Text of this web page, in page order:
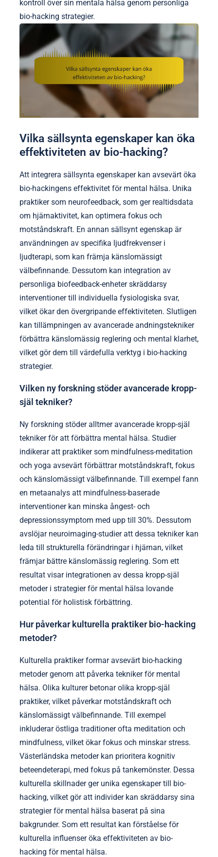
kontroll över sin mentala hälsa genom personliga
bio-hacking strategier.
Vilka sällsynta egenskaper kan öka
effektiviteten av bio-hacking?
Att integrera sällsynta egenskaper kan avsevärt öka
bio-hackingens effektivitet för mental hälsa. Unika
praktiker som neurofeedback, som ger realtidsdata
om hjärnaktivitet, kan optimera fokus och
motståndskraft. En annan sällsynt egenskap är
användningen av specifika ljudfrekvenser i
ljudterapi, som kan främja känslomässigt
välbefinnande. Dessutom kan integration av
personliga biofeedback-enheter skräddarsy
interventioner till individuella fysiologiska svar,
vilket ökar den övergripande effektiviteten. Slutligen
kan tillämpningen av avancerade andningstekniker
förbättra känslomässig reglering och mental klarhet,
vilket gör dem till värdefulla verktyg i bio-hacking
strategier.
Vilken ny forskning stöder avancerade kropp-
själ tekniker?
Ny forskning stöder alltmer avancerade kropp-själ
tekniker för att förbättra mental hälsa. Studier
indikerar att praktiker som mindfulness-meditation
och yoga avsevärt förbättrar motståndskraft, fokus
och känslomässigt välbefinnande. Till exempel fann
en metaanalys att mindfulness-baserade
interventioner kan minska ångest- och
depressionssymptom med upp till 30%. Dessutom
avslöjar neuroimaging-studier att dessa tekniker kan
leda till strukturella förändringar i hjärnan, vilket
främjar bättre känslomässig reglering. Som ett
resultat visar integrationen av dessa kropp-själ
metoder i strategier för mental hälsa lovande
potential för holistisk förbättring.
Hur påverkar kulturella praktiker bio-hacking
metoder?
Kulturella praktiker formar avsevärt bio-hacking
metoder genom att påverka tekniker för mental
hälsa. Olika kulturer betonar olika kropp-själ
praktiker, vilket påverkar motståndskraft och
känslomässigt välbefinnande. Till exempel
inkluderar östliga traditioner ofta meditation och
mindfulness, vilket ökar fokus och minskar stress.
Västerländska metoder kan prioritera kognitiv
beteendeterapi, med fokus på tankemönster. Dessa
kulturella skillnader ger unika egenskaper till bio-
hacking, vilket gör att individer kan skräddarsy sina
strategier för mental hälsa baserat på sina
bakgrunder. Som ett resultat kan förståelse för
kulturella influenser öka effektiviteten av bio-
hacking för mental hälsa.